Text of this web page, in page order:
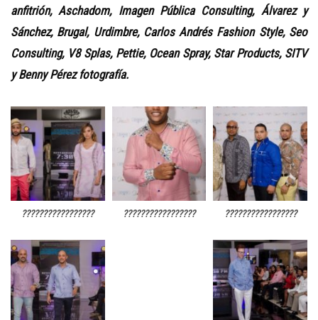
anfitrión, Aschadom, Imagen Pública Consulting, Álvarez y
Sánchez, Brugal, Urdimbre, Carlos Andrés Fashion Style, Seo
Consulting, V8 Splas, Pettie, Ocean Spray, Star Products, SITV
y Benny Pérez fotografía.
????????????????? ????????????????? ?????????????????